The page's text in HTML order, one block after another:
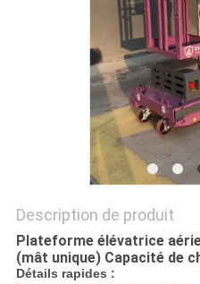
POLITIQUE
Description de produit
Plateforme élévatrice
(mât unique) Capacité de
Détails rapides :